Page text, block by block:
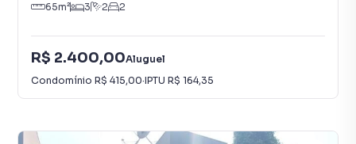
65m² 3 2 2
R$ 2.400,00Aluguel
Condomínio R$ 415,00·IPTU R$ 164,35